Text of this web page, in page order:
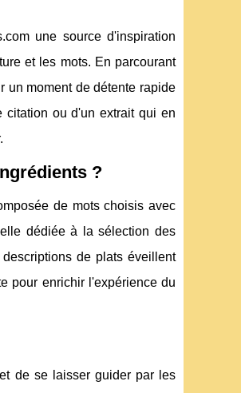
une source d'inspiration
et les mots. En parcourant
un moment de détente rapide
citation ou d'un extrait qui en
?
de mots choisis avec
dédiée à la sélection des
de plats éveillent
pour enrichir l'expérience du
de se laisser guider par les